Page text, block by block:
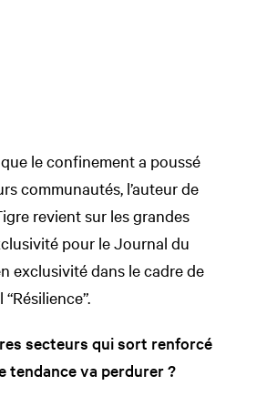
le confinement a poussé
communautés, l’auteur de
revient sur les grandes
pour le Journal du
exclusivité dans le cadre de
secteurs qui sort renforcé
tendance va perdurer ?